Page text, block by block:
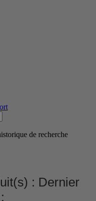
de recherche
: Dernier